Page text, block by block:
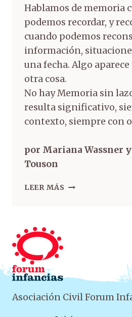
Hablamos de memoria
podemos recordar, y
cuando podemos
información,
una fecha. Algo
otra cosa.
No hay Memoria sin
resulta significativo,
contexto, siempre con
por Mariana Wassner
Touson
LEER MÁS
Asociación Civil Forum